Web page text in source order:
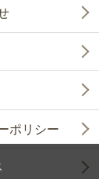
ポリシー